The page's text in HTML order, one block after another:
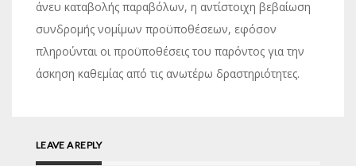
άνευ καταβολής παραβόλων, η αντίστοιχη βεβαίωση
συνδρομής νομίμων προϋποθέσεων, εφόσον
πληρούνται οι προϋποθέσεις του παρόντος για την
άσκηση καθεμίας από τις ανωτέρω δραστηριότητες.
LEAVE A REPLY